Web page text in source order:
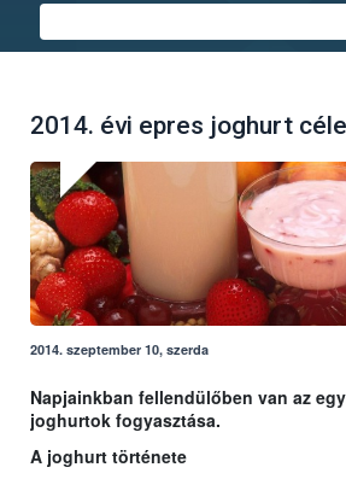
2014. évi epres joghurt
2014. szeptember 10, szerda
Napjainkban fellendülőben van az
joghurtok fogyasztása.
A joghurt története